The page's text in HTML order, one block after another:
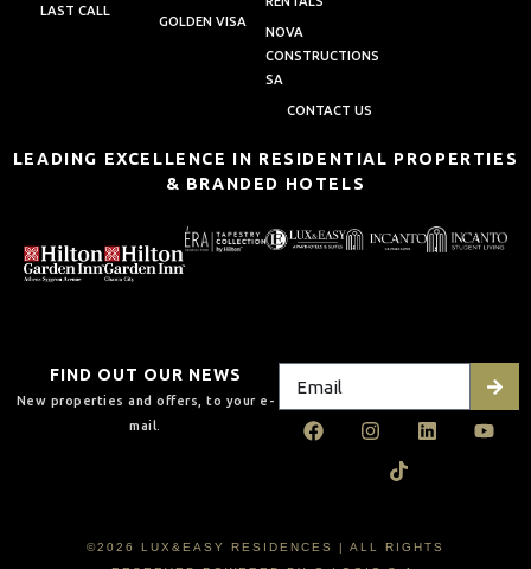
LAST CALL
GOLDEN VISA
NOVA
CONSTRUCTIONS
SA
CONTACT US
LEADING EXCELLENCE IN RESIDENTIAL PROPERTIES
& BRANDED HOTELS
FIND OUT OUR NEWS
New properties and offers, to your e-
mail.
©2026 LUX&EASY RESIDENCES | ALL RIGHTS